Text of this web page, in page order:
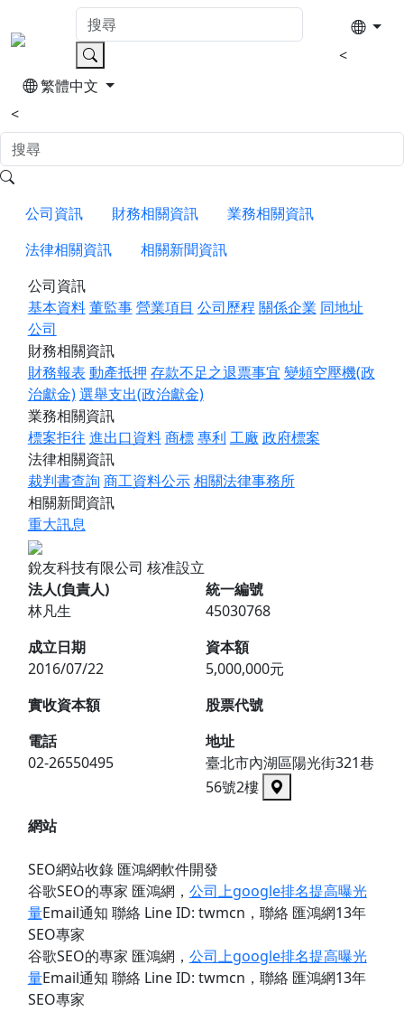
<
繁體中文
<
公司資訊 財務相關資訊
業務相關資訊
法律相關資訊
相關新聞資訊
公司資訊
基本資料董監事營業項目 公司歷程 關係企業 同地址
公司
財務相關資訊
財務報表 動產抵押 存款不足之退票事宜 變頻空壓機(政
治獻金)選舉支出(政治獻金)
業務相關資訊
標案拒往 進出口資料商標專利 工廠 政府標案
法律相關資訊
裁判書查詢 商工資料公示相關法律事務所
相關新聞資訊
重大訊息
銳友科技有限公司 核准設立
法人(負責人)
林凡生
統一編號
45030768
成立日期
2016/07/22
資本額
5,000,000元
實收資本額
股票代號
電話
02-26550495
地址
臺北市內湖區陽光街321巷
56號2樓
網站
SEO網站收錄 匯鴻網軟件開發
谷歌SEO的專家 匯鴻網 ， 公司上google排名提高曝光
量Email通知 聯絡 Line ID: twmcn ，聯絡 匯鴻網13年
SEO專家
谷歌SEO的專家 匯鴻網 ， 公司上google排名提高曝光
量Email通知 聯絡 Line ID: twmcn ，聯絡 匯鴻網13年
SEO專家